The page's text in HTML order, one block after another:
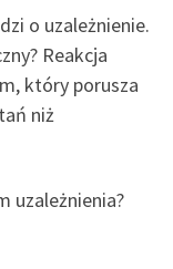
o uzależnienie.
Reakcja
który porusza
niż
uzależnienia?